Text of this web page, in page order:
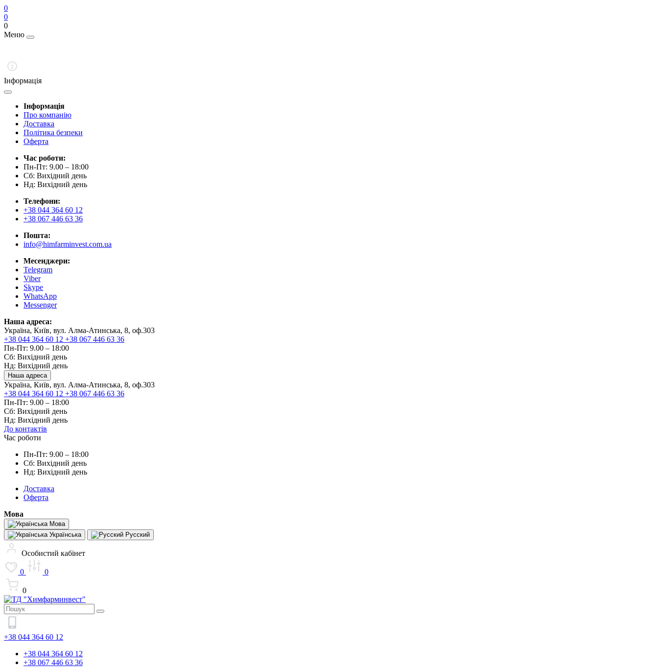
0
0
0
Меню
Інформація
Інформація
Про компанію
Доставка
Політика безпеки
Оферта
Час роботи:
Пн-Пт: 9.00 – 18:00
Сб: Вихідний день
Нд: Вихідний день
Телефони:
+38 044 364 60 12
+38 067 446 63 36
Пошта:
info@himfarminvest.com.ua
Месенджери:
Telegram
Viber
Skype
WhatsApp
Messenger
Наша адреса:
Україна, Київ, вул. Алма-Атинська, 8, оф.303
+38 044 364 60 12 +38 067 446 63 36
Пн-Пт: 9.00 – 18:00
Сб: Вихідний день
Нд: Вихідний день
Наша адреса
Україна, Київ, вул. Алма-Атинська, 8, оф.303
+38 044 364 60 12 +38 067 446 63 36
Пн-Пт: 9.00 – 18:00
Сб: Вихідний день
Нд: Вихідний день
До контактів
Час роботи
Пн-Пт: 9.00 – 18:00
Сб: Вихідний день
Нд: Вихідний день
Доставка
Оферта
Мова
Мова
Українська
Русский
Особистий кабінет
0 0
0
+38 044 364 60 12
+38 044 364 60 12
+38 067 446 63 36